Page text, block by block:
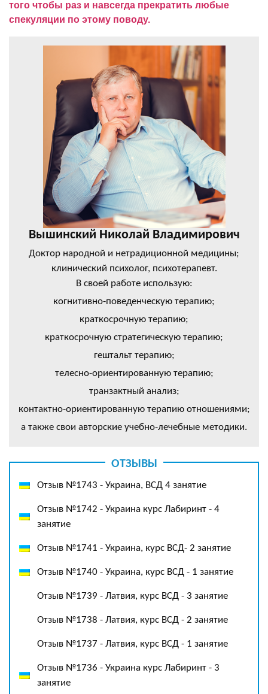
того чтобы раз и навсегда прекратить любые
спекуляции по этому поводу.
Вышинский Николай Владимирович
Доктор народной и нетрадиционной медицины;
клинический психолог, психотерапевт.
В своей работе использую:
когнитивно-поведенческую терапию;
краткосрочную терапию;
краткосрочную стратегическую терапию;
гештальт терапию;
телесно-ориентированную терапию;
транзактный анализ;
контактно-ориентированную терапию отношениями;
а также свои авторские учебно-лечебные методики.
ОТЗЫВЫ
Отзыв №1743 - Украина, ВСД 4 занятие
Отзыв №1742 - Украина курс Лабиринт - 4
занятие
Отзыв №1741 - Украина, курс ВСД- 2 занятие
Отзыв №1740 - Украина, курс ВСД - 1 занятие
Отзыв №1739 - Латвия, курс ВСД - 3 занятие
Отзыв №1738 - Латвия, курс ВСД - 2 занятие
Отзыв №1737 - Латвия, курс ВСД - 1 занятие
Отзыв №1736 - Украина курс Лабиринт - 3
занятие